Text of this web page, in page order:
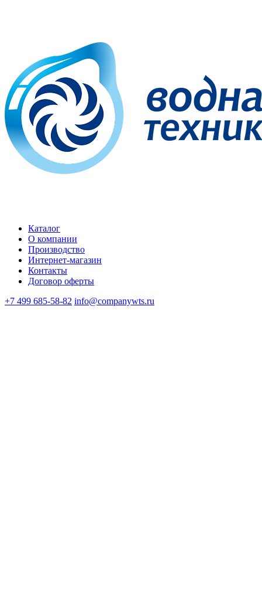
Каталог
О компании
Производство
Интернет-магазин
Контакты
Договор оферты
+7 499 685-58-82 info@companywts.ru